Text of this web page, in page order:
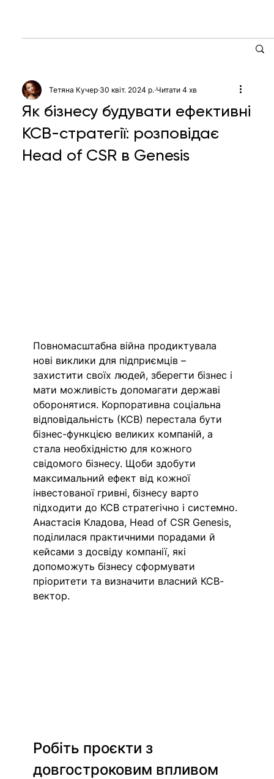
Як бізнесу будувати ефективні
КСВ-стратегії: розповідає
Head of CSR в Genesis
Тетяна Кучер 30 квіт. 2024 р. Читати 4 хв
Повномасштабна війна продиктувала
нові виклики для підприємців –
захистити своїх людей, зберегти бізнес і
мати можливість допомагати державі
оборонятися. Корпоративна соціальна
відповідальність (КСВ) перестала бути
бізнес-функцією великих компаній, а
стала необхідністю для кожного
свідомого бізнесу. Щоби здобути
максимальний ефект від кожної
інвестованої гривні, бізнесу варто
підходити до КСВ стратегічно і системно.
Анастасія Кладова, Head of CSR Genesis,
поділилася практичними порадами й
кейсами з досвіду компанії, які
допоможуть бізнесу сформувати
пріоритети та визначити власний КСВ-
вектор.
Робіть проєкти з
довгостроковим впливом